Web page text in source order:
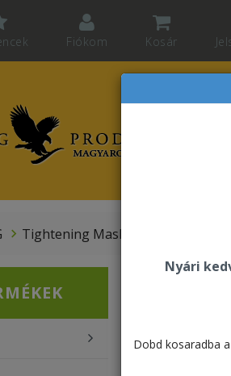
Nyári
Dobd kosaradba
Fiókom Kosár
Tightening Mask Powder